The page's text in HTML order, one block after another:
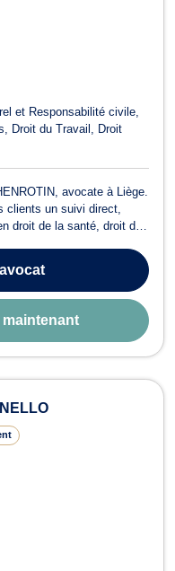
et Responsabilité civile
Droit du Travail
Droit
avocate à Liège.
clients un suivi direct,
droit de la santé, droit du
victimes d’erreurs